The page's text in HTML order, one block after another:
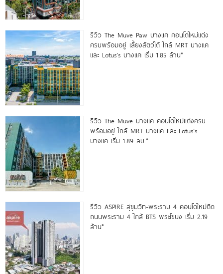
รีวิว The Muve Paw บางแค คอนโดใหม่แต่ง
ครบพร้อมอยู่ เลี้ยงสัตว์ได้ ใกล้ MRT บางแค
และ Lotus’s บางแค เริ่ม 1.85 ล้าน*
รีวิว The Muve บางแค คอนโดใหม่แต่งครบ
พร้อมอยู่ ใกล้ MRT บางแค และ Lotus’s
บางแค เริ่ม 1.89 ลบ.*
รีวิว ASPIRE สุขุมวิท-พระราม 4 คอนโดใหม่ติด
ถนนพระราม 4 ใกล้ BTS พระโขนง เริ่ม 2.19
ล้าน*